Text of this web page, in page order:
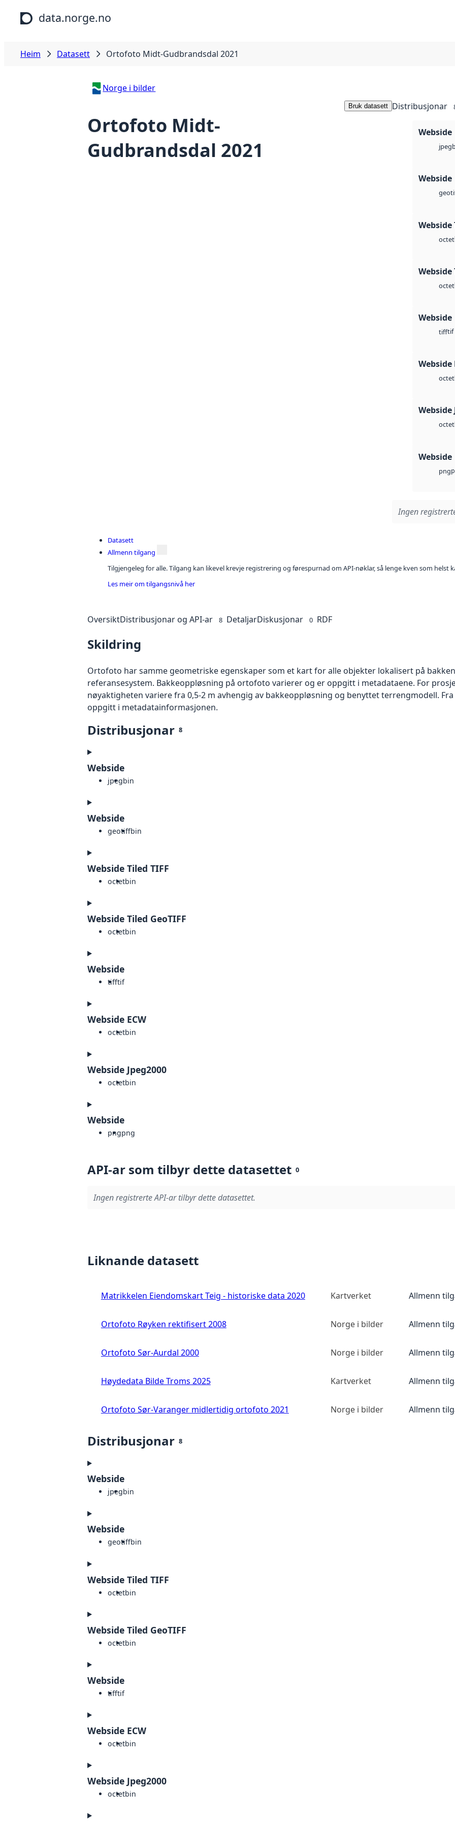
Hopp til hovudinnhald
data.norge.no
Heim Datasett Ortofoto Midt-Gudbrandsdal 2021
Norge i bilder
Ortofoto Midt-
Gudbrandsdal 2021
Bruk datasett Distribusjonar
Webside
jpeg
Webside
Webside
octet
Webside
octet
Webside
tifftif
Webside
octet
Webside
octet
Webside
png
Ingen
Datasett
Allmenn tilgang
Tilgjengeleg for alle. Tilgang kan likevel krevje registrering og førespurnad om API-nøklar, så lenge kven som helst
Les meir om tilgangsnivå her
OversiktDistribusjonar og API-ar 8 DetaljarDiskusjonar 0 RDF
Skildring
Ortofoto har samme geometriske egenskaper som et kart for alle objekter lokalisert på
referansesystem. Bakkeoppløsning på ortofoto varierer og er oppgitt i metadataene. For
nøyaktigheten variere fra 0,5-2 m avhengig av bakkeoppløsning og benyttet terrengmodell.
oppgitt i metadatainformasjonen.
Distribusjonar 8
Webside
jpegbin
Webside
geotiffbin
Webside Tiled TIFF
octetbin
Webside Tiled GeoTIFF
octetbin
Webside
tifftif
Webside ECW
octetbin
Webside Jpeg2000
octetbin
Webside
pngpng
API-ar som tilbyr dette datasettet 0
Ingen registrerte API-ar tilbyr dette datasettet.
Liknande datasett
Matrikkelen Eiendomskart Teig - historiske data 2020 Kartverket Allmenn
Ortofoto Røyken rektifisert 2008 Norge i bilder Allmenn
Ortofoto Sør-Aurdal 2000 Norge i bilder Allmenn
Høydedata Bilde Troms 2025 Kartverket Allmenn
Ortofoto Sør-Varanger midlertidig ortofoto 2021 Norge i bilder Allmenn
Distribusjonar 8
Webside
jpegbin
Webside
geotiffbin
Webside Tiled TIFF
octetbin
Webside Tiled GeoTIFF
octetbin
Webside
tifftif
Webside ECW
octetbin
Webside Jpeg2000
octetbin